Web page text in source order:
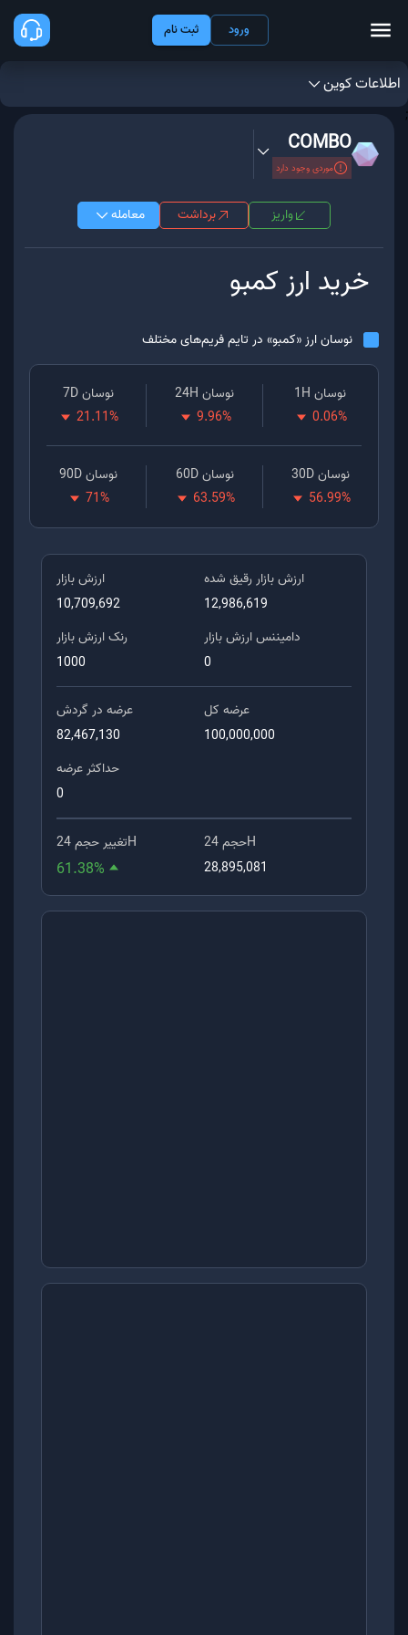
ورود ثبت نام
اطلاعات کوین
;
COMBO
موردی وجود دارد
واریز برداشت معامله
خرید ارزکمبو
نوسان ارز «کمبو» در تایم فریم‌های مختلف
نوسان 1H
0.06%
نوسان 24H
9.96%
نوسان 7D
21.11%
نوسان 30D
56.99%
نوسان 60D
63.59%
نوسان 90D
71%
ارزش بازار
10,709,692
ارزش بازار رقیق شده
12,986,619
رنک ارزش بازار
1000
دامیننس ارزش بازار
0
عرضه در گردش
82,467,130
عرضه کل
100,000,000
حداکثر عرضه
0
تغییر حجم 24H
61.38%
حجم 24H
28,895,081